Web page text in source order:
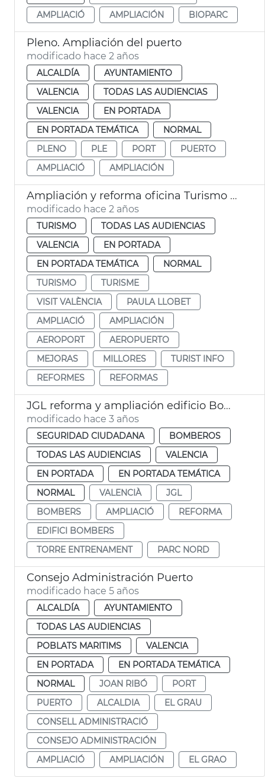
AMPLIACIÓ
AMPLIACIÓN BIOPARC
Pleno. Ampliación del puerto
modificado hace 2 años
ALCALDÍA
AYUNTAMIENTO
VALENCIA
TODAS LAS AUDIENCIAS
VALENCIA
EN PORTADA
EN PORTADA TEMÁTICA
NORMAL
PLENO
PLE PORT
PUERTO
AMPLIACIÓ
AMPLIACIÓN
Ampliación y reforma oficina Turismo Aeropuerto València
modificado hace 2 años
TURISMO
TODAS LAS AUDIENCIAS
VALENCIA
EN PORTADA
EN PORTADA TEMÁTICA
NORMAL
TURISMO
TURISME
VISIT VALÈNCIA
PAULA LLOBET
AMPLIACIÓ
AMPLIACIÓN
AEROPORT
AEROPUERTO
MEJORAS
MILLORES
TURIST INFO
REFORMES
REFORMAS
JGL reforma y ampliación edificio Bomberos
modificado hace 3 años
SEGURIDAD CIUDADANA
BOMBEROS
TODAS LAS AUDIENCIAS
VALENCIA
EN PORTADA
EN PORTADA TEMÁTICA
NORMAL
VALENCIÀ
JGL
BOMBERS
AMPLIACIÓ
REFORMA
EDIFICI BOMBERS
TORRE ENTRENAMENT
PARC NORD
Consejo Administración Puerto
modificado hace 5 años
ALCALDÍA
AYUNTAMIENTO
TODAS LAS AUDIENCIAS
POBLATS MARITIMS
VALENCIA
EN PORTADA
EN PORTADA TEMÁTICA
NORMAL
JOAN RIBÓ
PORT
PUERTO
ALCALDIA
EL GRAU
CONSELL ADMINISTRACIÓ
CONSEJO ADMINISTRACIÓN
AMPLIACIÓ
AMPLIACIÓN EL GRAO